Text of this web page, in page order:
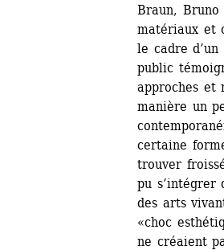
Braun,
matériaux et
le cadre
public
approches et
manière un
certaine
trouver
pu s’intégrer
des arts
«choc
ne créaient